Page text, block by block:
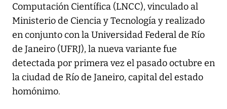
Computación Científica (LNCC), vinculado al
Ministerio de Ciencia y Tecnología y realizado
en conjunto con la Universidad Federal de Río
de Janeiro (UFRJ), la nueva variante fue
detectada por primera vez el pasado octubre en
la ciudad de Río de Janeiro, capital del estado
homónimo.